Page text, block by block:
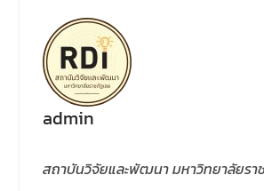
admin
สถาบันวิจัยและพัฒนา มหาวิทยาลัยรา